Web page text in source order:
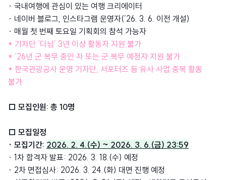
· 국내여행에 관심이 있는 여행 크리에이터
· 네이버 블로그, 인스타그램 운영자(’26. 3. 6. 이전 개설)
· 매월 첫 번째 토요일 기획회의 참석 가능자
* 기자단 ‘다님’ 3년 이상 활동자 지원 불가
* ‘26년 군 복무 중인 자 또는 군 복무 예정자 지원 불가
* 한국관광공사 운영 기자단, 서포터즈 등 유사 사업 중복 활동
불가
□ 모집인원: 총 10명
□ 모집일정
· 모집기간: 2026. 2. 4.(수) ~ 2026. 3. 6.(금) 23:59
· 1차 합격자 발표: 2026. 3. 18.(수) 예정
· 2차 면접심사: 2026. 3. 24.(화) 대면 진행 예정